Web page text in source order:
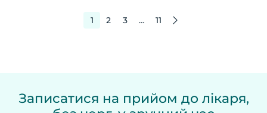
1 2 3 … 11
Записатися на прийом до лікаря,